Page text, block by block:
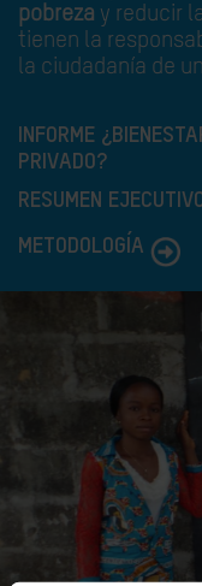
pobreza y reducir
tienen la
la ciudadanía de
INFORME
PRIVADO?
RESUMEN
METODOLOGÍA